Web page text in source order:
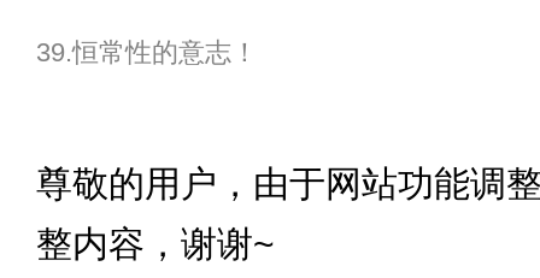
39.恒常性的意志！
尊敬的用户，由于网站功能调
整内容，谢谢~